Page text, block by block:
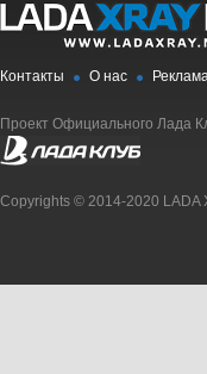
Контакты О нас
Проект Официального Лада
Copyrights © 2014-2020 LADA